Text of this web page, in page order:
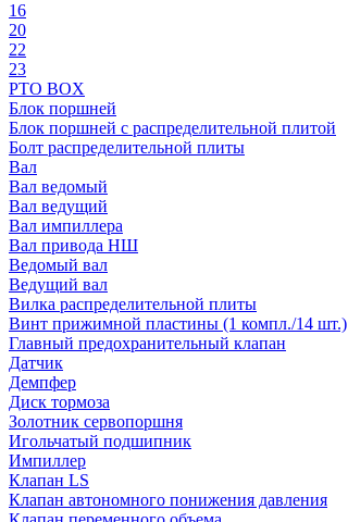
16
20
22
23
PTO BOX
Блок поршней
Блок поршней c распределительной плитой
Болт распределительной плиты
Вал
Вал ведомый
Вал ведущий
Вал импиллера
Вал привода НШ
Ведомый вал
Ведущий вал
Вилка распределительной плиты
Винт прижимной пластины (1 компл./14 шт.)
Главный предохранительный клапан
Датчик
Демпфер
Диск тормоза
Золотник сервопоршня
Игольчатый подшипник
Импиллер
Клапан LS
Клапан автономного понижения давления